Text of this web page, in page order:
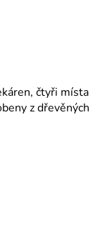
čtyři místa
z dřevěných